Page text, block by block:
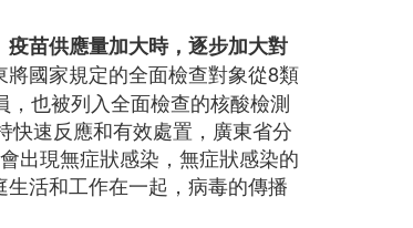
苗供應量加大時，逐步加大對
將國家規定的全面檢查對象從8類
也被列入全面檢查的核酸檢測
快速反應和有效處置，廣東省分
出現無症狀感染，無症狀感染的
活和工作在一起，病毒的傳播